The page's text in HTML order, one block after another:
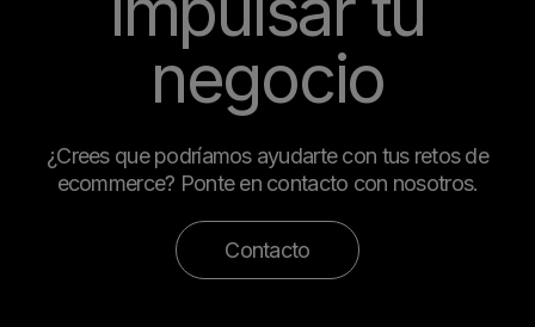
negocio
¿Crees que podríamos ayudarte con tus retos de
ecommerce? Ponte en contacto con nosotros.
Contacto